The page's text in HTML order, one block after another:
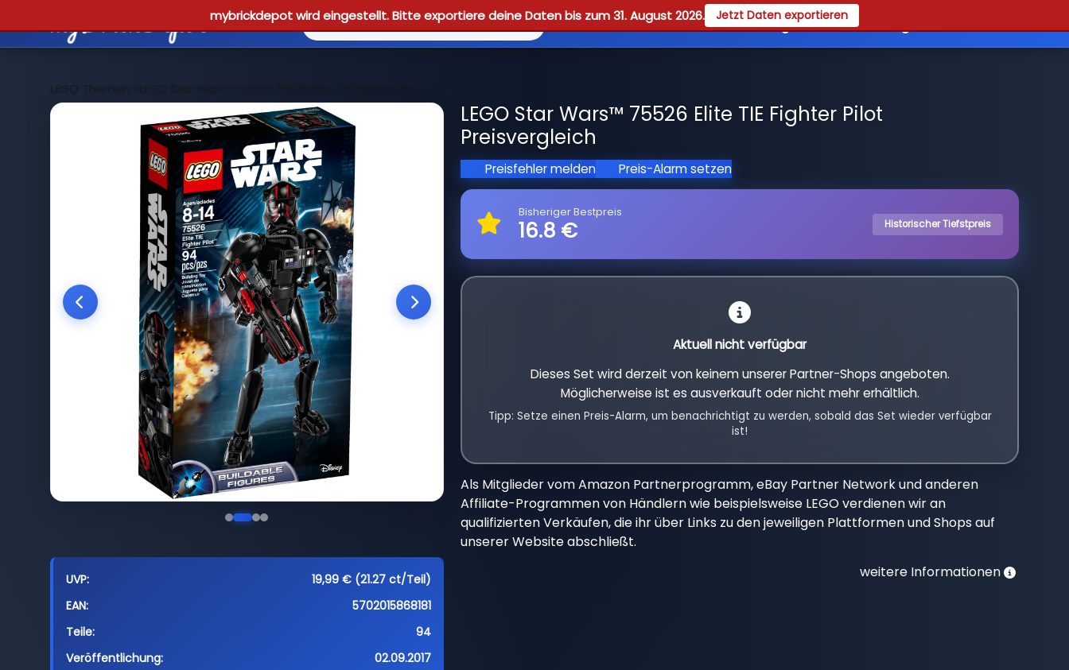
mybrickdepot wird eingestellt. Bitte exportiere deine Daten bis zum 31. August 2026. Jetzt Daten exportieren
Reviews Guides Registrieren
LEGO Themen >LEGO Star Wars™>LEGO 75526 Elite TIE Fighter Pilot
UVP:
19,99 € (21.27 ct/Teil)
EAN:
5702015868181
Teile:
94
Veröffentlichung:
02.09.2017
LEGO Star Wars™ 75526 Elite TIE Fighter Pilot
Preisvergleich
Preisfehler melden Preis-Alarm setzen
Bisheriger Bestpreis
16.8 € Historischer Tiefstpreis
Aktuell nicht verfügbar
Dieses Set wird derzeit von keinem unserer Partner-Shops angeboten.
Möglicherweise ist es ausverkauft oder nicht mehr erhältlich.
Tipp: Setze einen Preis-Alarm, um benachrichtigt zu werden, sobald das Set wieder verfügbar
ist!
Als Mitglieder vom Amazon Partnerprogramm, eBay Partner Network und anderen
Affiliate-Programmen von Händlern wie beispielsweise LEGO verdienen wir an
qualifizierten Verkäufen, die ihr über Links zu den jeweiligen Plattformen und Shops auf
unserer Website abschließt.
weitere Informationen